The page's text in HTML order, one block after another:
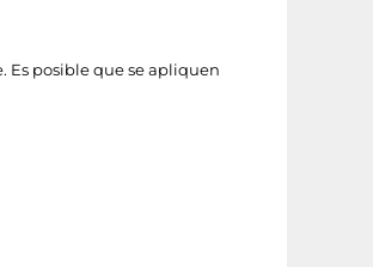
Es posible que se apliquen